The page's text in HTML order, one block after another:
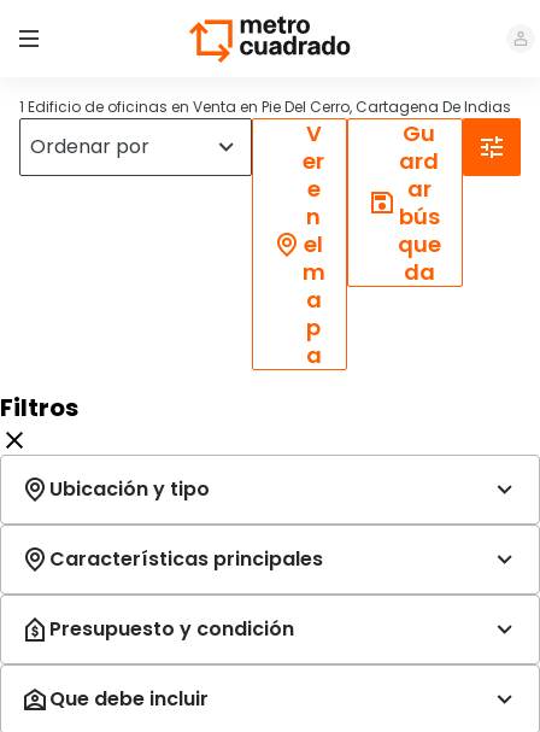
1 Edificio de oficinas en Venta en Pie Del Cerro, Cartagena De Indias
V
er
e
n
el
m
a
p
a
Gu
ard
ar
bús
que
da
Filtros